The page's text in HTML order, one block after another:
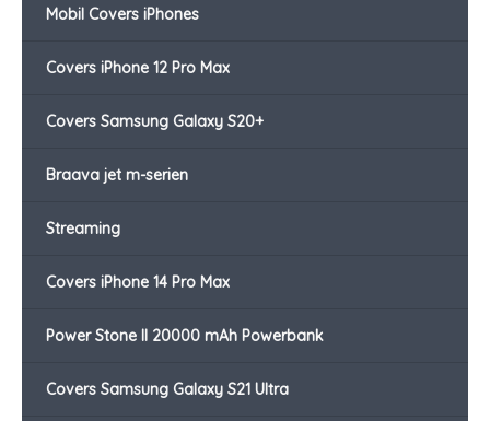
Mobil Covers iPhones
Covers iPhone 12 Pro Max
Covers Samsung Galaxy S20+
Braava jet m-serien
Streaming
Covers iPhone 14 Pro Max
Power Stone II 20000 mAh Powerbank
Covers Samsung Galaxy S21 Ultra